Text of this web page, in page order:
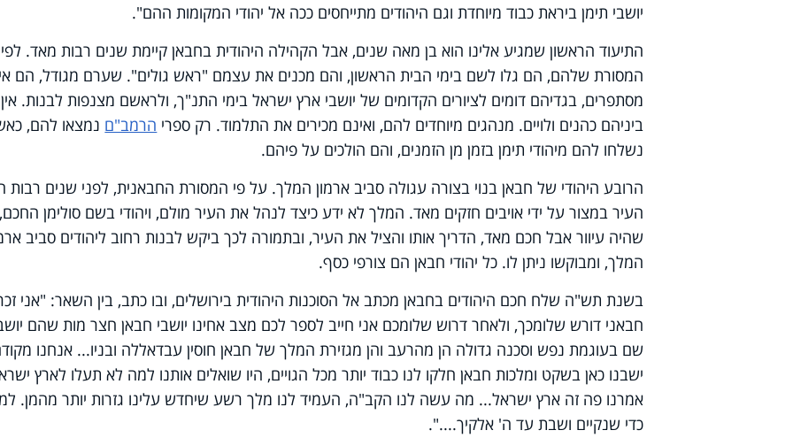
יושבי תימן ביראת כבוד מיוחדת וגם היהודים מתייחסים ככה אל יהודי המקומות ההם".
התיעוד הראשון שמגיע אלינו הוא בן מאה שנים, אבל הקהילה היהודית בחבאן קיימת שנים רבות מאד. לפי
המסורת שלהם, הם גלו לשם בימי הבית הראשון, והם מכנים את עצמם "ראש גולים". שערם מגודל, הם
מסתפרים, בגדיהם דומים לציורים הקדומים של יושבי ארץ ישראל בימי התנ"ך, ולראשם מצנפות לבנות. אין
ביניהם כהנים ולויים. מנהגים מיוחדים להם, ואינם מכירים את התלמוד. רק ספרי הרמב"ם נמצאו להם,
נשלחו להם מיהודי תימן בזמן מן הזמנים, והם הולכים על פיהם.
הרובע היהודי של חבאן בנוי בצורה עגולה סביב ארמון המלך. על פי המסורת החבאנית, לפני שנים רבות
העיר במצור על ידי אויבים חזקים מאד. המלך לא ידע כיצד לנהל את העיר מולם, ויהודי בשם סולימן החכם,
שהיה עיוור אבל חכם מאד, הדריך אותו והציל את העיר, ובתמורה לכך ביקש לבנות רחוב ליהודים סביב
המלך, ומבוקשו ניתן לו. כל יהודי חבאן הם צורפי כסף.
בשנת תש"ה שלח חכם היהודים בחבאן מכתב אל הסוכנות היהודית בירושלים, ובו כתב, בין השאר: "אני
חבאני דורש שלומכך, ולאחר דרוש שלומכם אני חייב לספר לכם מצב אחינו יושבי חבאן חצר מות שהם
שם בעוגמת נפש וסכנה גדולה הן מהרעב והן מגזירת המלך של חבאן חוסין עבדאללה ובניו... אנחנו
ישבנו כאן בשקט ומלכות חבאן חלקו לנו כבוד יותר מכל הגויים, היו שואלים אותנו למה לא תעלו לארץ
אמרנו פה זה ארץ ישראל... מה עשה לנו הקב"ה, העמיד לנו מלך רשע שיחדש עלינו גזרות יותר מהמן.
כדי שנקיים ושבת עד ה' אלקיך....".